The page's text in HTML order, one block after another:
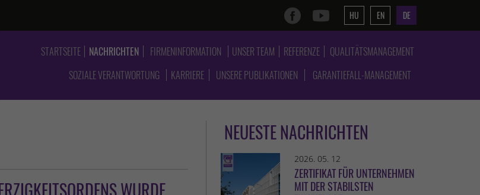
HU EN DE
STARTSEITE NACHRICHTEN FIRMENINFORMATION UNSER TEAM REFERENZE
QUALITÄTSMANAGEMENT
SOZIALE VERANTWORTUNG
KARRIERE UNSERE PUBLIKATIONEN GARANTIEFALL-MANAGEMENT
WURDE
NEUESTE NACHRICHTEN
2026. 05. 12
ZERTIFIKAT FÜR UNTERNEHMEN
MIT DER STABILSTEN